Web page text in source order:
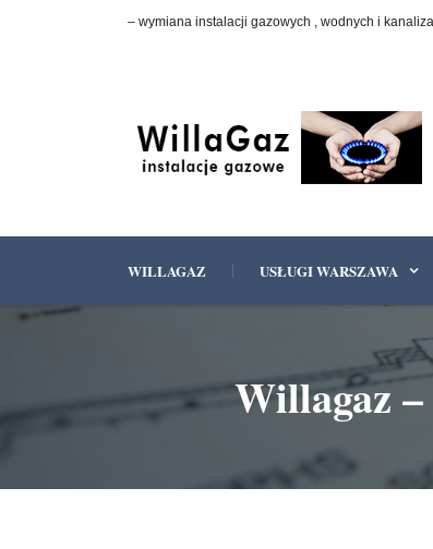
– wymiana instalacji gazowych , wodnych i
WILLAGAZ USŁUGI WARSZAWA
Willagaz –